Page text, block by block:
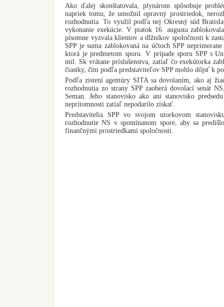
Ako ďalej skonštatovala, plynárom spôsobuje
napriek tomu, že umožnil opravný prostriedok,
rozhodnutia. To využil podľa nej Okresný súd
vykonanie exekúcie. V piatok 16. augusta
písomne vyzvala klientov a dlžníkov spoločnosti k
SPP je suma zablokovaná na účtoch SPP
ktorá je predmetom sporu. V prípade sporu SPP s
mil. Sk vrátane príslušenstva, zatiaľ čo exekútorka
čiastky, čím podľa predstaviteľov SPP mohlo dôjsť k
Podľa zistení agentúry SITA sa dovolaním, ako aj
rozhodnutia zo strany SPP zaoberá dovolací senát
Seman. Jeho stanovisko ako ani stanovisko
neprítomnosti zatiaľ nepodarilo získať.
Predstavitelia SPP vo svojom utorkovom
rozhodnutie NS v spomínanom spore, aby sa
finančnými prostriedkami spoločnosti.